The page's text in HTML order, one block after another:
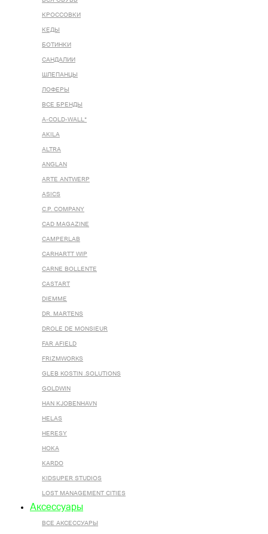
КРОССОВКИ
КЕДЫ
БОТИНКИ
САНДАЛИИ
ШЛЕПАНЦЫ
ЛОФЕРЫ
ВСЕ БРЕНДЫ
A-COLD-WALL*
AKILA
ALTRA
ANGLAN
ARTE ANTWERP
ASICS
C.P. COMPANY
CAD MAGAZINE
CAMPERLAB
CARHARTT WIP
CARNE BOLLENTE
CASTART
DIEMME
DR. MARTENS
DROLE DE MONSIEUR
FAR AFIELD
FRIZMWORKS
GLEB KOSTIN .SOLUTIONS
GOLDWIN
HAN KJOBENHAVN
HELAS
HERESY
HOKA
KARDO
KIDSUPER STUDIOS
LOST MANAGEMENT CITIES
Аксессуары
ВСЕ AКСЕССУАРЫ